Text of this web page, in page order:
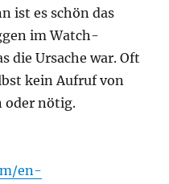
ist es schön das
im Watch-
die Ursache war. Oft
kein Aufruf von
oder nötig.
en-